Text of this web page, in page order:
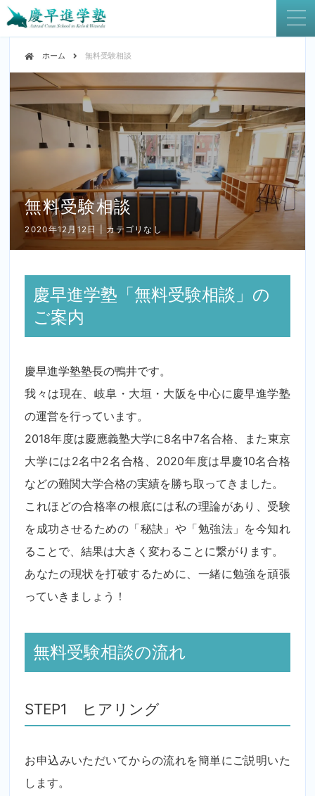
ホーム 無料受験相談
無料受験相談
2020年12月12日 | カテゴリなし
慶早進学塾「無料受験相談」の
ご案内
慶早進学塾塾長の鴨井です。
我々は現在、岐阜・大垣・大阪を中心に慶早進学塾
の運営を行っています。
2018年度は慶應義塾大学に8名中7名合格、また東京
大学には2名中2名合格、2020年度は早慶10名合格
などの難関大学合格の実績を勝ち取ってきました。
これほどの合格率の根底には私の理論があり、受験
を成功させるための「秘訣」や「勉強法」を今知れ
ることで、結果は大きく変わることに繋がります。
あなたの現状を打破するために、一緒に勉強を頑張
っていきましょう！
無料受験相談の流れ
STEP1 ヒアリング
お申込みいただいてからの流れを簡単にご説明いた
します。